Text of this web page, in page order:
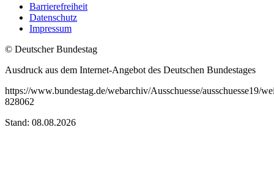
Barrierefreiheit
Datenschutz
Impressum
© Deutscher Bundestag
Ausdruck aus dem Internet-Angebot des Deutschen Bundestages
https://www.bundestag.de/webarchiv/Ausschuesse/ausschuesse19/
828062
Stand: 08.08.2026